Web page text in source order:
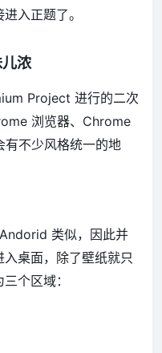
入正题了。
浓
Project 进行的二次
浏览器、Chrome
不少风格统一的地
类似，因此并
桌面，除了壁纸就只
个区域：